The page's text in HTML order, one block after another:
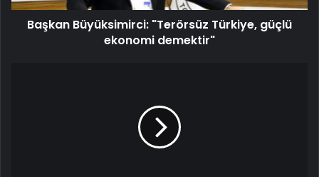
Başkan Büyüksimirci: "Terörsüz Türkiye, güçlü
ekonomi demektir"